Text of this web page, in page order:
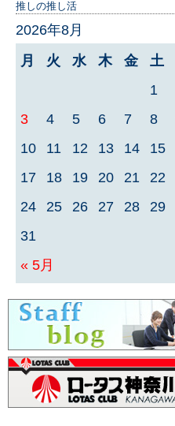
推しの推し活
2026年8月
月
火 水 木 金 土
« 5月
1
3
4 5 6 7 8
10
11 12 13 14 15
17
18 19 20 21 22
24
25 26 27 28 29
31